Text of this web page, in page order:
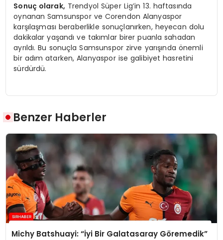
Sonuç olarak, Trendyol Süper Lig’in 13. haftasında
oynanan Samsunspor ve Corendon Alanyaspor
karşılaşması beraberlikle sonuçlanırken, heyecan dolu
dakikalar yaşandı ve takımlar birer puanla sahadan
ayrıldı. Bu sonuçla Samsunspor zirve yarışında önemli
bir adım atarken, Alanyaspor ise galibiyet hasretini
sürdürdü.
Benzer Haberler
Michy Batshuayi: “İyi Bir Galatasaray Göremedik”